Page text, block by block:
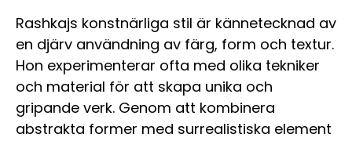
Rashkajs konstnärliga stil är kännetecknad av
en djärv användning av färg, form och textur.
Hon experimenterar ofta med olika tekniker
och material för att skapa unika och
gripande verk. Genom att kombinera
abstrakta former med surrealistiska element